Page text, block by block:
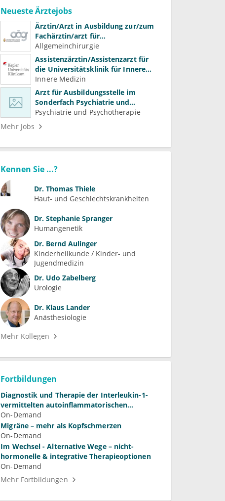
Neueste Ärztejobs
Ärztin/Arzt in Ausbildung zur/zum
Fachärztin/arzt für
Allgemeinchirurgie und
Gefäßchirurgie
Allgemeinchirurgie
Assistenzärztin/Assistenzarzt für
die Universitätsklinik für Innere
Medizin
Innere Medizin
Arzt für Ausbildungsstelle im
Sonderfach Psychiatrie und
Psychotherapeutische Medizin
(m/w/d)
Psychiatrie und Psychotherapie
Mehr Jobs
Kennen Sie ...?
Dr. Thomas Thiele
Haut- und Geschlechtskrankheiten
Dr. Stephanie Spranger
Humangenetik
Dr. Bernd Aulinger
Kinderheilkunde / Kinder- und
Jugendmedizin
Dr. Udo Zabelberg
Urologie
Dr. Klaus Lander
Anästhesiologie
Mehr Kollegen
Fortbildungen
Diagnostik und Therapie der Interleukin-1-
vermittelten autoinflammatorischen
Syndrome
On-Demand
Migräne – mehr als Kopfschmerzen
On-Demand
Im Wechsel - Alternative Wege – nicht-
hormonelle & integrative Therapieoptionen
On-Demand
Mehr Fortbildungen